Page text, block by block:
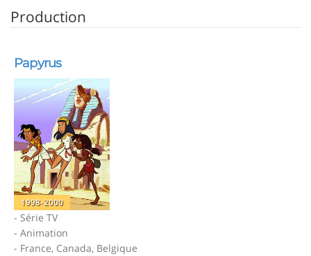
Production
Papyrus
1998-2000
- Série TV
- Animation
- France, Canada, Belgique